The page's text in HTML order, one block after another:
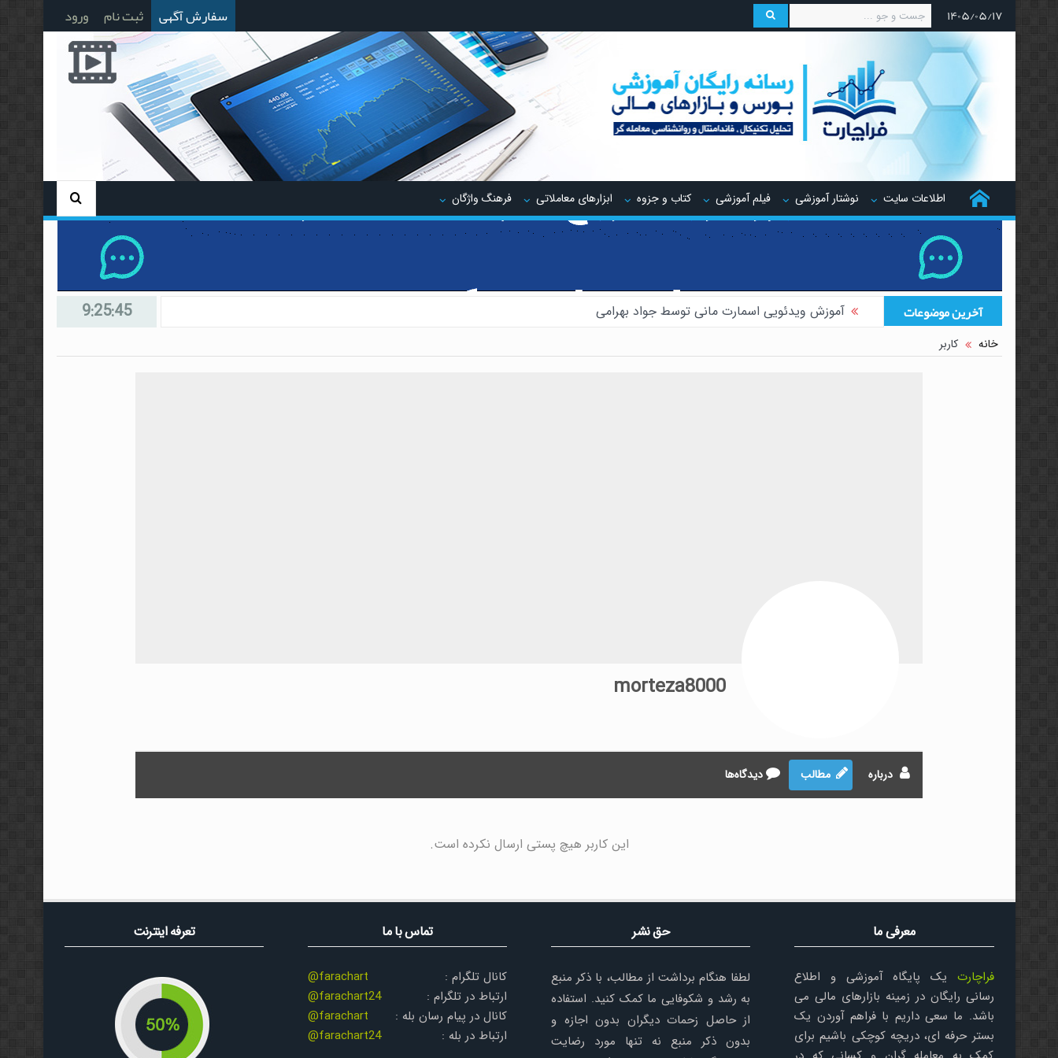
۱۴۰۵/۰۵/۱۷ سفارش آگهی ثبت نام ورود
اطلاعات سایت نوشتار آموزشی فیلم آموزشی کتاب و جزوه ابزارهای معاملاتی فرهنگ واژگان
آخرین موضوعات
آموزش ویدئویی اسمارت مانی توسط جواد بهرامی
9:25:46
خانه کاربر
morteza8000
درباره مطالب دیدگاه‌ها
این کاربر هیچ پستی ارسال نکرده است.
معرفی ما
فراچارت یک پایگاه آموزشی و اطلاع
رسانی رایگان در زمینه بازارهای مالی می
باشد. ما سعی داریم با فراهم آوردن یک
بستر حرفه ای، دریچه کوچکی باشیم برای
حق نشر
لطفا هنگام برداشت از مطالب، با ذکر منبع
به رشد و شکوفایی ما کمک کنید. استفاده
از حاصل زحمات دیگران بدون اجازه و
بدون ذکر منبع نه تنها مورد رضایت
تماس با ما
کانال تلگرام :
@farachart
ارتباط در تلگرام :
@farachart24
کانال در پیام رسان بله :
@farachart
ارتباط در بله :
@farachart24
تعرفه اینترنت